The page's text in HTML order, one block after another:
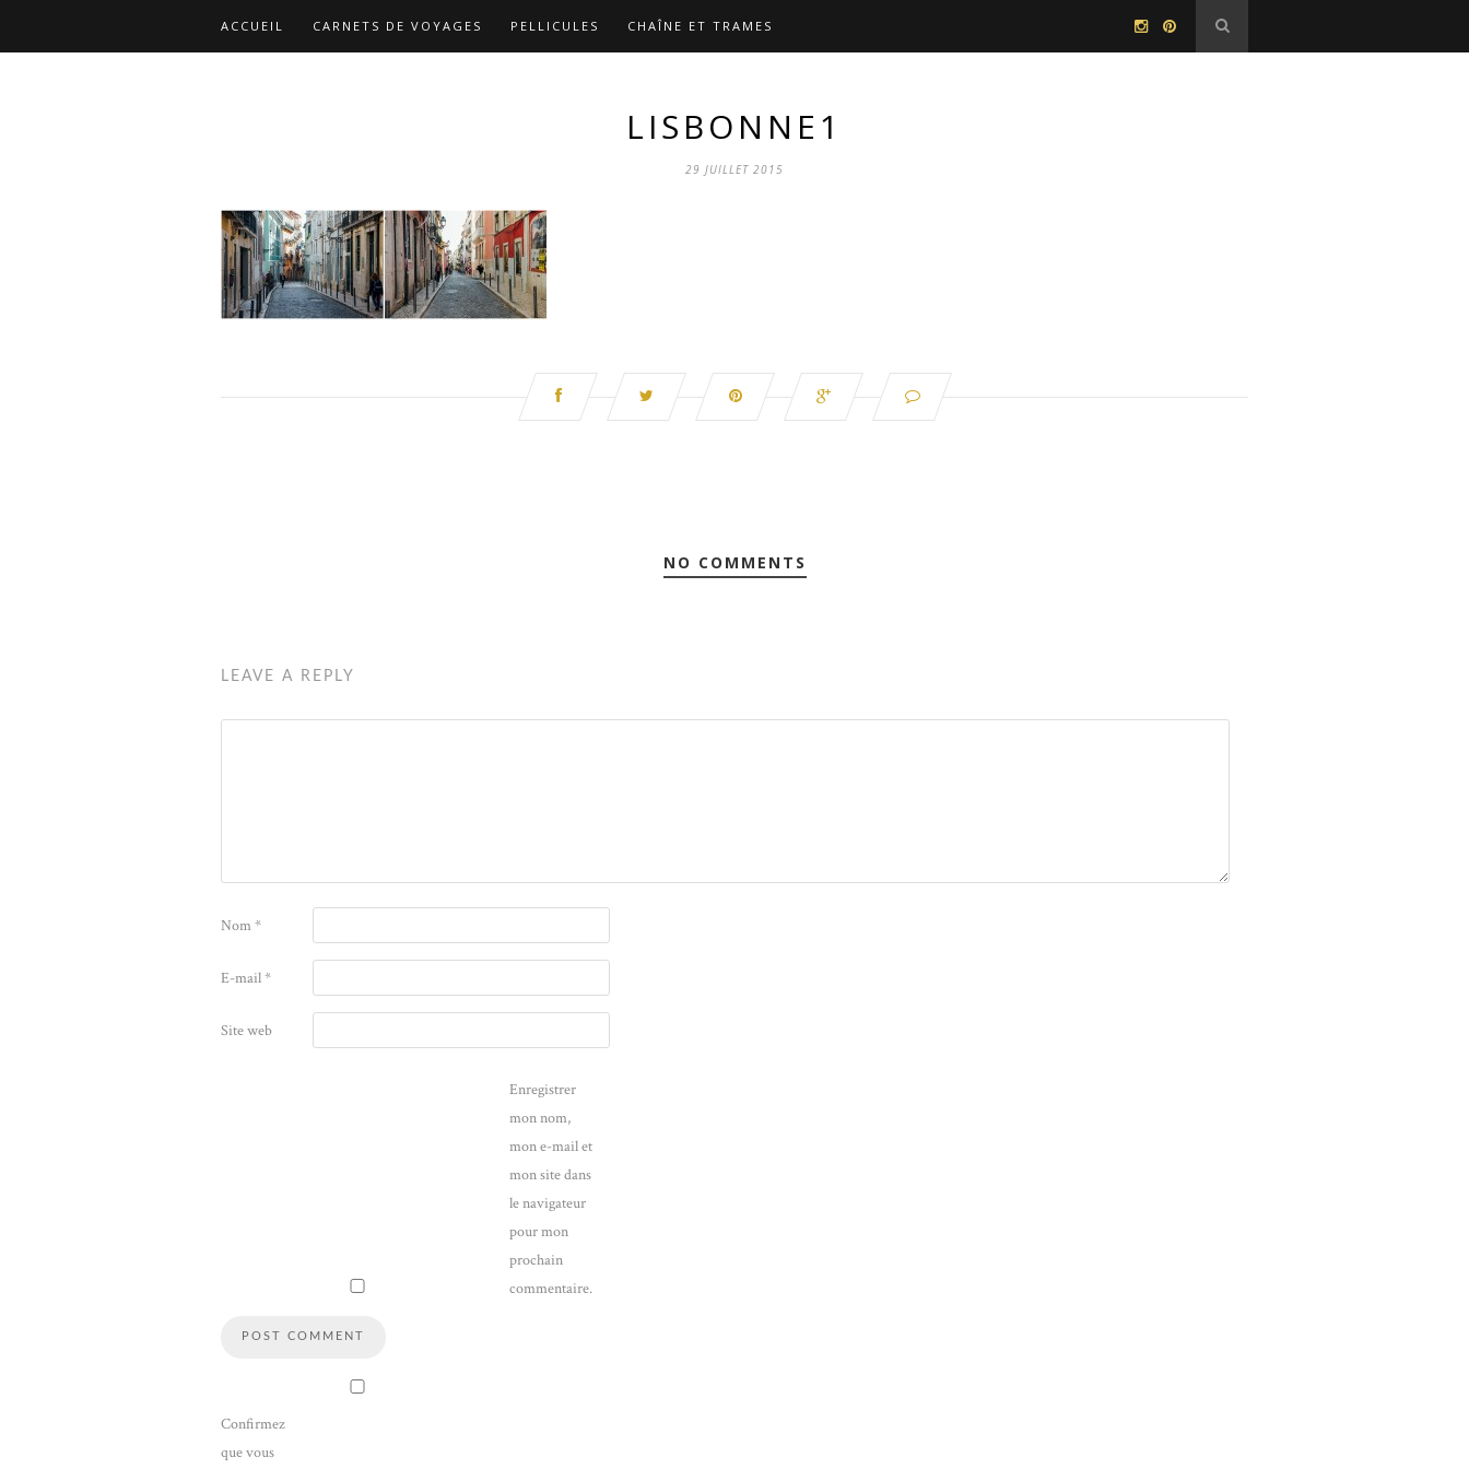
ACCUEIL CARNETS DE VOYAGES PELLICULES CHAÎNE ET TRAMES
LISBONNE1
29 JUILLET 2015
NO COMMENTS
LEAVE A REPLY
Nom*
E-mail*
Site web
Enregistrer
mon nom,
mon e-mail et
mon site dans
le navigateur
pour mon
prochain
commentaire.
Confirmez
que vous